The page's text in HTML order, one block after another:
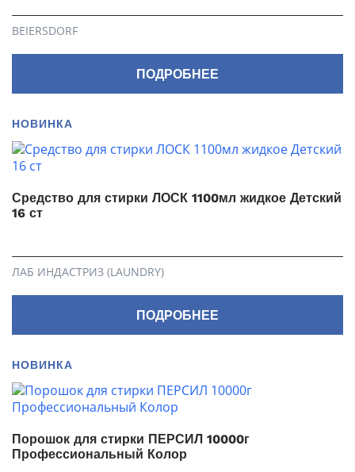
BEIERSDORF
ПОДРОБНЕЕ
НОВИНКА
Средство для стирки ЛОСК 1100мл жидкое Детский
16 ст
ЛАБ ИНДАСТРИЗ (LAUNDRY)
ПОДРОБНЕЕ
НОВИНКА
Порошок для стирки ПЕРСИЛ 10000г
Профессиональный Колор